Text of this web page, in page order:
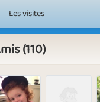
Les visites
(110)